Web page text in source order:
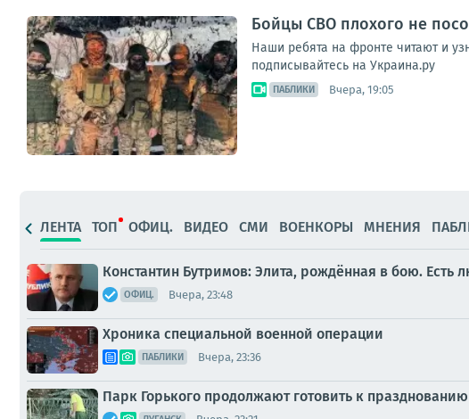
Бойцы СВО плохого не
Наши ребята на фронте читают и
подписывайтесь на Украина.ру
ПАБЛИКИ Вчера, 19:05
ЛЕНТА ТОП ОФИЦ. ВИДЕО СМИ ВОЕНКОРЫ МНЕНИЯ
Константин Бутримов: Элита, рождённая в бою.
ОФИЦ. Вчера, 23:48
Хроника специальной военной операции
ПАБЛИКИ Вчера, 23:36
Парк Горького продолжают готовить к